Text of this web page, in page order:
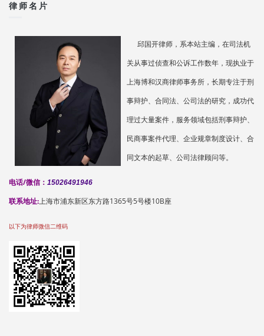
律师名片
邱国开律师，系本站主编，在司法机
关从事过侦查和公诉工作数年，现执业于
上海博和汉商律师事务所，长期专注于刑
事辩护、合同法、公司法的研究，成功代
理过大量案件，服务领域包括刑事辩护、
民商事案件代理、企业规章制度设计、合
同文本的起草、公司法律顾问等。
电话/微信： 15026491946
联系地址:上海市浦东新区东方路1365号5号楼10B座
以下为律师微信二维码